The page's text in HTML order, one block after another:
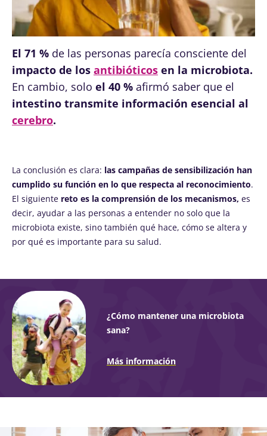
El 71 % de las personas parecía consciente del
impacto de los antibióticos en la microbiota.
En cambio, solo el 40 % afirmó saber que el
intestino transmite información esencial al
cerebro.
La conclusión es clara: las campañas de sensibilización han
cumplido su función en lo que respecta al reconocimiento.
El siguiente reto es la comprensión de los mecanismos, es
decir, ayudar a las personas a entender no solo que la
microbiota existe, sino también qué hace, cómo se altera y
por qué es importante para su salud.
¿Cómo mantener una microbiota
sana?
Más información
Imagen